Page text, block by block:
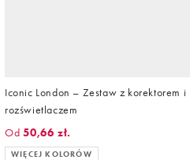
Iconic London – Zestaw z korektorem i
rozświetlaczem
Od 50,66 zł.
WIĘCEJ KOLORÓW